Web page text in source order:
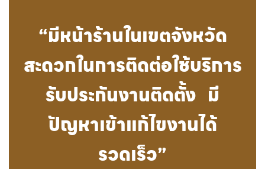
“มีหน้าร้านในเขตจังหวัด
สะดวกในการติดต่อใช้บริการ
รับประกันงานติดตั้ง มี
ปัญหาเข้าแก้ไขงานได้
รวดเร็ว”